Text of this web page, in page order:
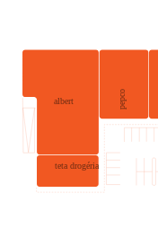
albert
teta drogéria
pepco